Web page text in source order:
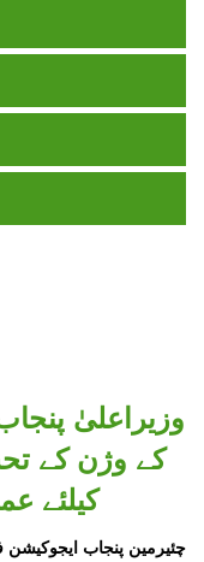
وزیراعلیٰ
کے وژن کے
کیلئے
چئیرمین پنجاب